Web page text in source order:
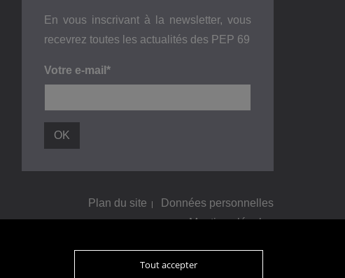
En vous inscrivant à la newsletter, vous
recevrez toutes les actualités des PEP 69
Votre e-mail*
Plan du site
Données personnelles
Mentions légales
Tout accepter